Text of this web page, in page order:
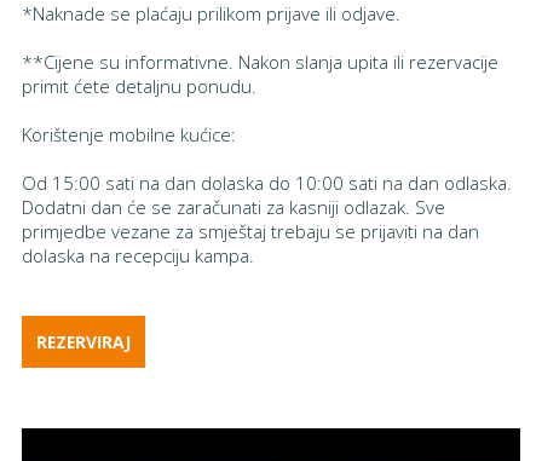
*Naknade se plaćaju prilikom prijave ili odjave.
**Cijene su informativne. Nakon slanja upita ili rezervacije
primit ćete detaljnu ponudu.
Korištenje mobilne kućice:
Od 15:00 sati na dan dolaska do 10:00 sati na dan odlaska.
Dodatni dan će se zaračunati za kasniji odlazak. Sve
primjedbe vezane za smještaj trebaju se prijaviti na dan
dolaska na recepciju kampa.
REZERVIRAJ